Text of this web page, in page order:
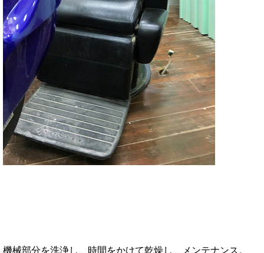
機械部分を洗浄し、時間をかけて乾燥し 、メンテナンス。